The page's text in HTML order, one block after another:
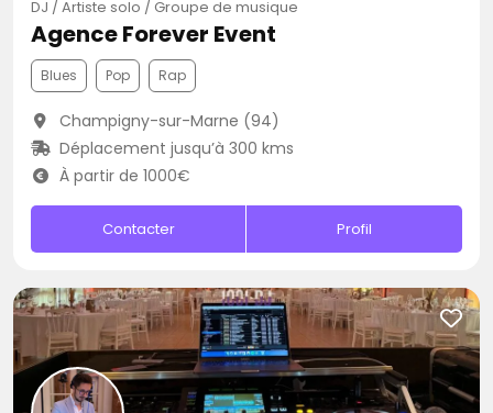
DJ / Artiste solo / Groupe de musique
Agence Forever Event
Blues Pop Rap
Champigny-sur-Marne (94)
Déplacement jusqu’à 300 kms
À partir de 1000€
Contacter Profil